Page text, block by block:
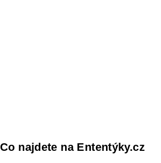
Co najdete na Ententýky.cz